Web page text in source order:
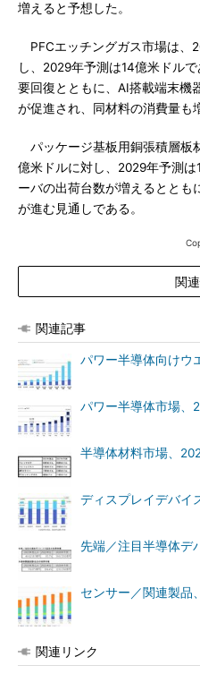
増えると予想した。
PFCエッチングガス市場は、
し、2029年予測は14億米ドル
要回復とともに、AI搭載端末機
が促進され、同材料の消費量も
パッケージ基板用銅張積層板
億米ドルに対し、2029年予測
ーバの出荷台数が増えるととも
が進む見通しである。
関
関連記事
パワー半導体向けウ
パワー半導体市場、
半導体材料市場、
ディスプレイデバイ
先端／注目半導体デ
センサー／関連製品
関連リンク